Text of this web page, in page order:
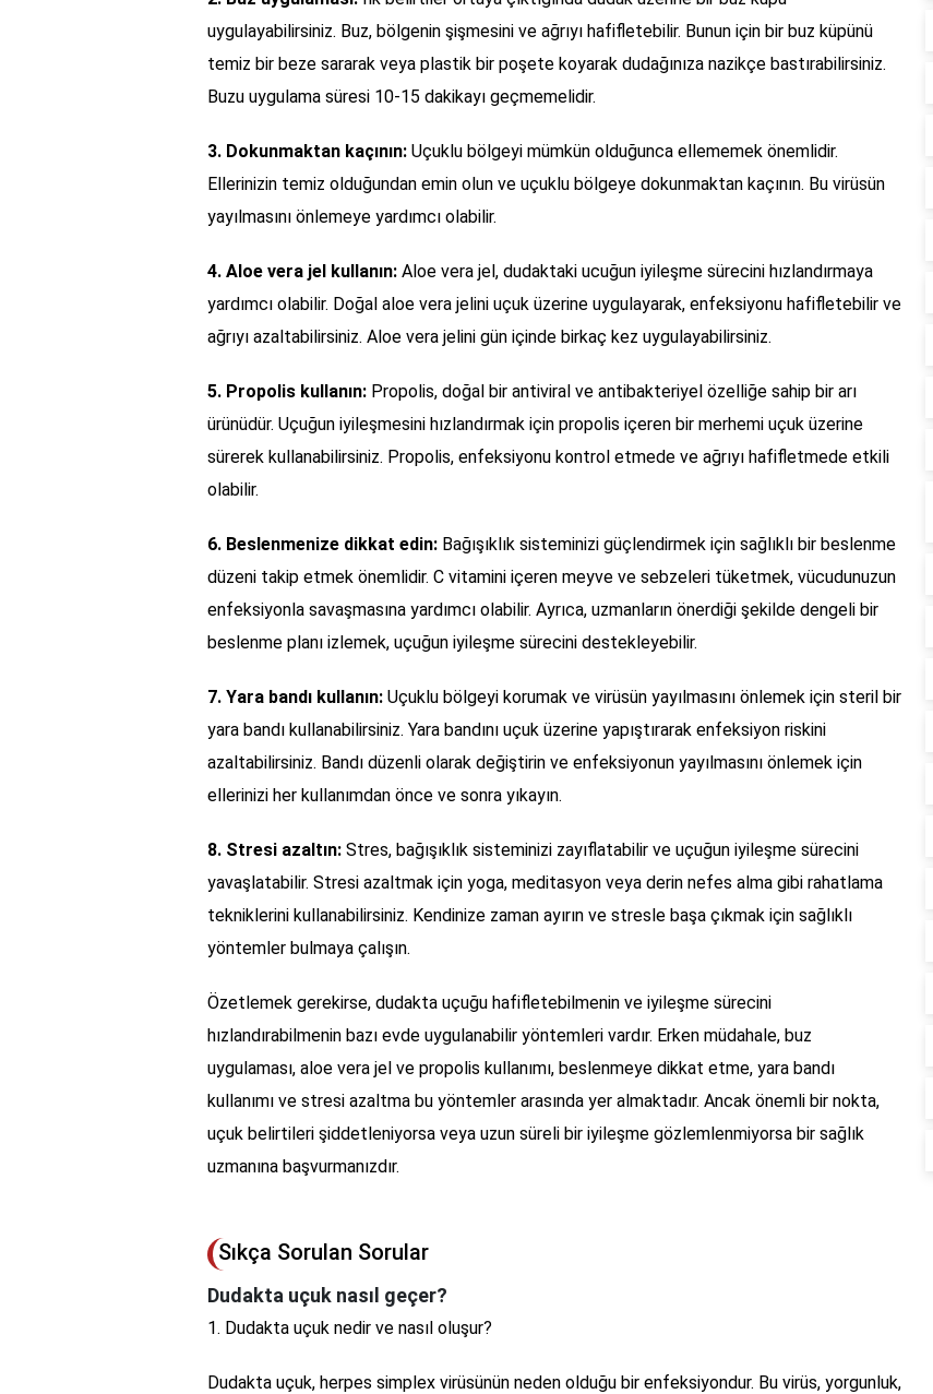
uygulayabilirsiniz. Buz, bölgenin şişmesini ve ağrıyı hafifletebilir. Bunun için bir buz küpünü
temiz bir beze sararak veya plastik bir poşete koyarak dudağınıza nazikçe bastırabilirsiniz.
Buzu uygulama süresi 10-15 dakikayı geçmemelidir.
3. Dokunmaktan kaçının: Uçuklu bölgeyi mümkün olduğunca ellememek önemlidir.
Ellerinizin temiz olduğundan emin olun ve uçuklu bölgeye dokunmaktan kaçının. Bu virüsün
yayılmasını önlemeye yardımcı olabilir.
4. Aloe vera jel kullanın: Aloe vera jel, dudaktaki ucuğun iyileşme sürecini hızlandırmaya
yardımcı olabilir. Doğal aloe vera jelini uçuk üzerine uygulayarak, enfeksiyonu hafifletebilir ve
ağrıyı azaltabilirsiniz. Aloe vera jelini gün içinde birkaç kez uygulayabilirsiniz.
5. Propolis kullanın: Propolis, doğal bir antiviral ve antibakteriyel özelliğe sahip bir arı
ürünüdür. Uçuğun iyileşmesini hızlandırmak için propolis içeren bir merhemi uçuk üzerine
sürerek kullanabilirsiniz. Propolis, enfeksiyonu kontrol etmede ve ağrıyı hafifletmede etkili
olabilir.
6. Beslenmenize dikkat edin: Bağışıklık sisteminizi güçlendirmek için sağlıklı bir beslenme
düzeni takip etmek önemlidir. C vitamini içeren meyve ve sebzeleri tüketmek, vücudunuzun
enfeksiyonla savaşmasına yardımcı olabilir. Ayrıca, uzmanların önerdiği şekilde dengeli bir
beslenme planı izlemek, uçuğun iyileşme sürecini destekleyebilir.
7. Yara bandı kullanın: Uçuklu bölgeyi korumak ve virüsün yayılmasını önlemek için steril bir
yara bandı kullanabilirsiniz. Yara bandını uçuk üzerine yapıştırarak enfeksiyon riskini
azaltabilirsiniz. Bandı düzenli olarak değiştirin ve enfeksiyonun yayılmasını önlemek için
ellerinizi her kullanımdan önce ve sonra yıkayın.
8. Stresi azaltın: Stres, bağışıklık sisteminizi zayıflatabilir ve uçuğun iyileşme sürecini
yavaşlatabilir. Stresi azaltmak için yoga, meditasyon veya derin nefes alma gibi rahatlama
tekniklerini kullanabilirsiniz. Kendinize zaman ayırın ve stresle başa çıkmak için sağlıklı
yöntemler bulmaya çalışın.
Özetlemek gerekirse, dudakta uçuğu hafifletebilmenin ve iyileşme sürecini
hızlandırabilmenin bazı evde uygulanabilir yöntemleri vardır. Erken müdahale, buz
uygulaması, aloe vera jel ve propolis kullanımı, beslenmeye dikkat etme, yara bandı
kullanımı ve stresi azaltma bu yöntemler arasında yer almaktadır. Ancak önemli bir nokta,
uçuk belirtileri şiddetleniyorsa veya uzun süreli bir iyileşme gözlemlenmiyorsa bir sağlık
uzmanına başvurmanızdır.
Sıkça Sorulan Sorular
Dudakta uçuk nasıl geçer?
1. Dudakta uçuk nedir ve nasıl oluşur?
Dudakta uçuk, herpes simplex virüsünün neden olduğu bir enfeksiyondur. Bu virüs, yorgunluk,